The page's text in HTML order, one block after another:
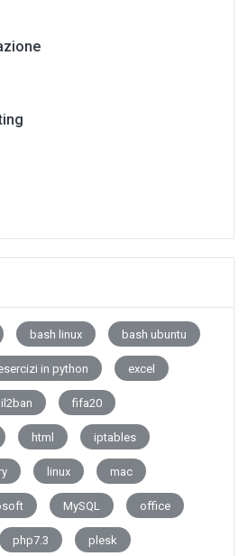
bash linux bash ubuntu
in python excel
fifa20
html iptables
linux mac
MySQL office
php7.3 plesk